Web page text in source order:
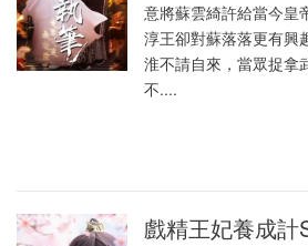
意將蘇雲綺許給當今皇
淳王卻對蘇落落更有興
淮不請自來，當眾捉拿
不....
戲精王妃養成計